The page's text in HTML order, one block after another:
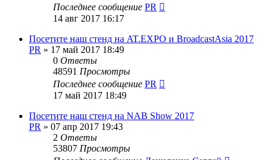
Последнее сообщение PR
14 авг 2017 16:17
Посетите наш стенд на AT.EXPO и BroadcastAsia 2017
PR » 17 май 2017 18:49
0 Ответы
48591 Просмотры
Последнее сообщение PR
17 май 2017 18:49
Посетите наш стенд на NAB Show 2017
PR » 07 апр 2017 19:43
2 Ответы
53807 Просмотры